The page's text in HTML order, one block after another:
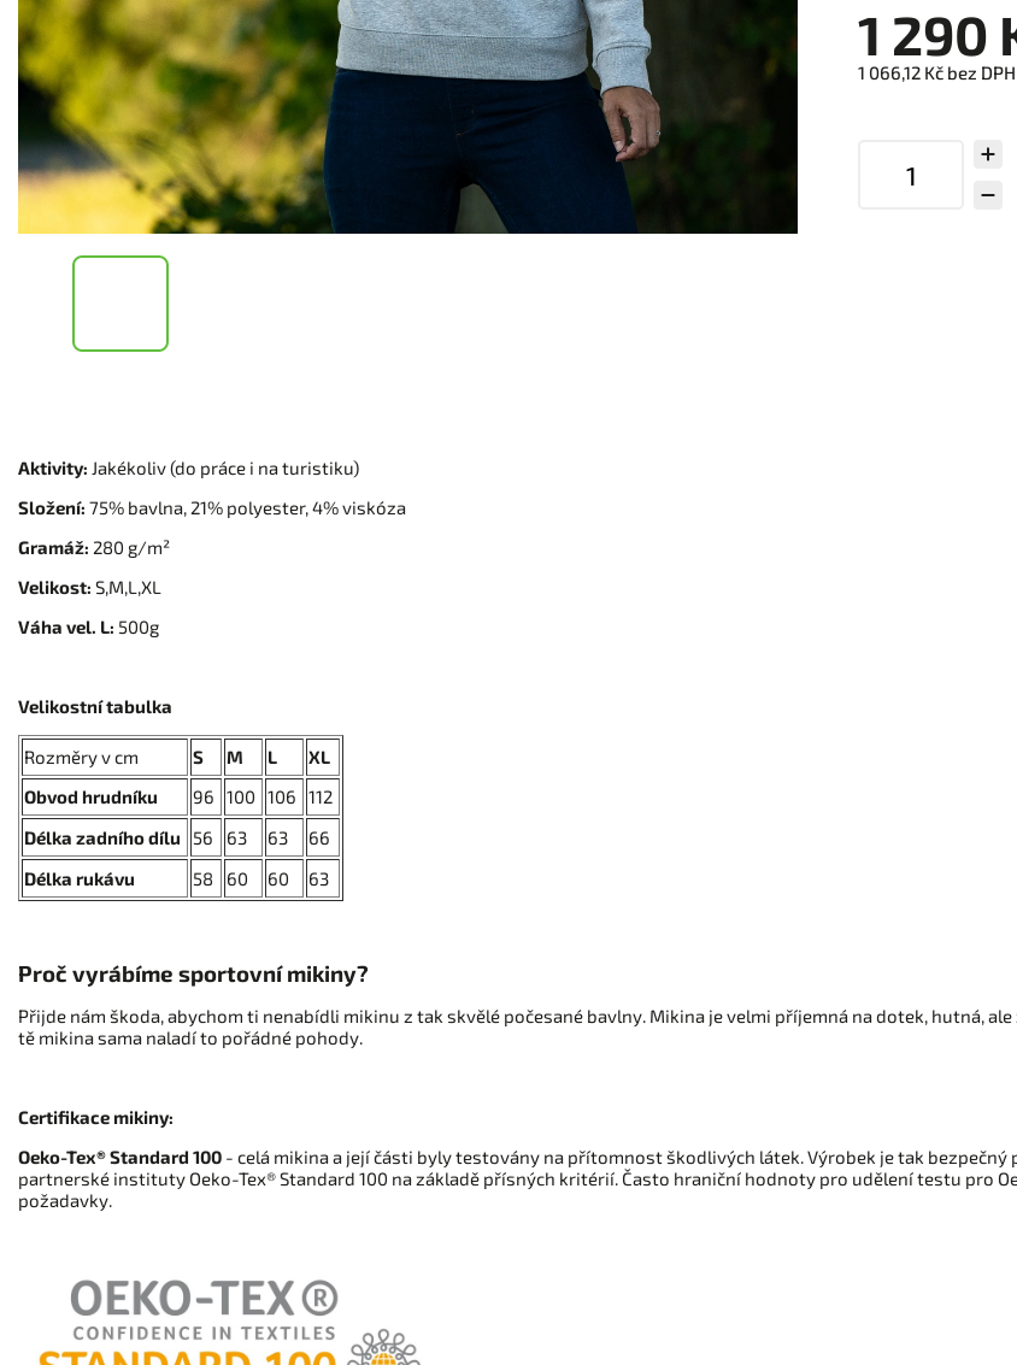
1 290
1 066,12 Kč bez DPH
Aktivity: Jakékoliv (do práce i na turistiku)
Složení: 75% bavlna, 21% polyester, 4% viskóza
Gramáž: 280 g/m²
Velikost: S,M,L,XL
Váha vel. L: 500g
Velikostní tabulka
Rozměry v cm S M L
XL
Obvod hrudníku
96 100 106
112
Délka zadního dílu
56 63 63
66
Délka rukávu
58 60 60 63
Proč vyrábíme sportovní mikiny?
Přijde nám škoda, abychom ti nenabídli mikinu z tak skvělé počesané bavlny. Mikina je velmi příjemná na dotek, hutná,
tě mikina sama naladí to pořádné pohody.
Certifikace mikiny:
Oeko-Tex® Standard 100 - celá mikina a její části byly testovány na přítomnost škodlivých látek. Výrobek je tak
partnerské instituty Oeko-Tex® Standard 100 na základě přísných kritérií. Často hraniční hodnoty pro udělení testu pro
požadavky.